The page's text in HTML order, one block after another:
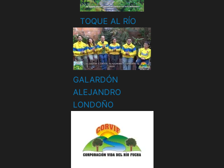
TOQUE AL RÍO
GALARDÓN
ALEJANDRO
LONDOÑO